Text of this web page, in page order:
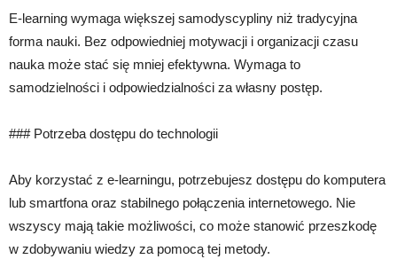
E-learning wymaga większej samodyscypliny niż tradycyjna
forma nauki. Bez odpowiedniej motywacji i organizacji czasu
nauka może stać się mniej efektywna. Wymaga to
samodzielności i odpowiedzialności za własny postęp.
### Potrzeba dostępu do technologii
Aby korzystać z e-learningu, potrzebujesz dostępu do komputera
lub smartfona oraz stabilnego połączenia internetowego. Nie
wszyscy mają takie możliwości, co może stanowić przeszkodę
w zdobywaniu wiedzy za pomocą tej metody.